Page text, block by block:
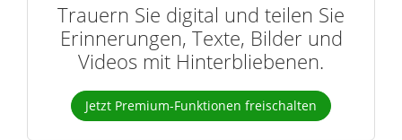
Trauern Sie digital und teilen Sie
Erinnerungen, Texte, Bilder und
Videos mit Hinterbliebenen.
Jetzt Premium-Funktionen freischalten